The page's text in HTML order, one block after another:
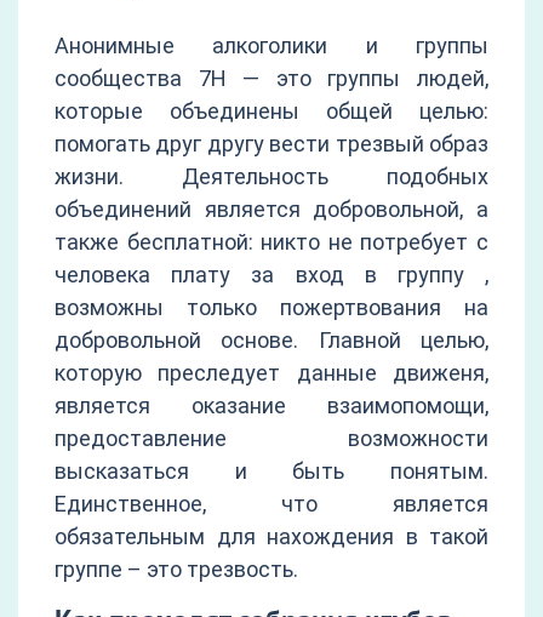
Анонимные алкоголики и группы
сообщества 7Н — это группы людей,
которые объединены общей целью:
помогать друг другу вести трезвый образ
жизни. Деятельность подобных
объединений является добровольной, а
также бесплатной: никто не потребует с
человека плату за вход в группу ,
возможны только пожертвования на
добровольной основе. Главной целью,
которую преследует данные движеня,
является оказание взаимопомощи,
предоставление возможности
высказаться и быть понятым.
Единственное, что является
обязательным для нахождения в такой
группе – это трезвость.